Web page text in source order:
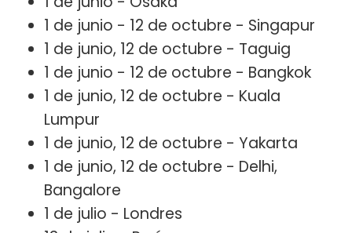
1 de junio - 12 de octubre - Singapur
1 de junio, 12 de octubre - Taguig
1 de junio - 12 de octubre - Bangkok
1 de junio, 12 de octubre - Kuala
Lumpur
1 de junio, 12 de octubre - Yakarta
1 de junio, 12 de octubre - Delhi,
Bangalore
1 de julio - Londres